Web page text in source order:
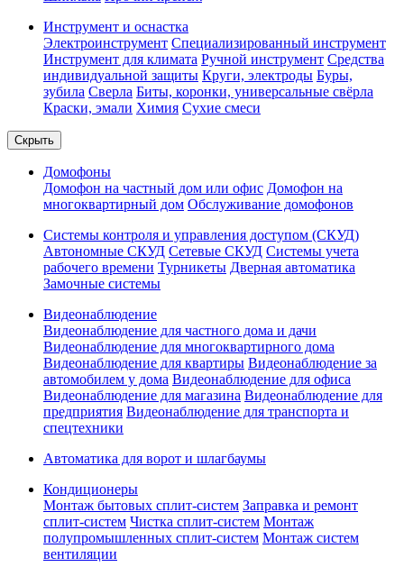
Инструмент и оснастка
Электроинструмент Специализированный инструмент
Инструмент для климата Ручной инструмент Средства
индивидуальной защиты Круги, электроды Буры,
зубила Сверла Биты, коронки, универсальные свёрла
Краски, эмали Химия Сухие смеси
Скрыть
Домофоны
Домофон на частный дом или офис Домофон на
многоквартирный дом Обслуживание домофонов
Системы контроля и управления доступом (СКУД)
Автономные СКУД Сетевые СКУД Системы учета
рабочего времени Турникеты Дверная автоматика
Замочные системы
Видеонаблюдение
Видеонаблюдение для частного дома и дачи
Видеонаблюдение для многоквартирного дома
Видеонаблюдение для квартиры Видеонаблюдение за
автомобилем у дома Видеонаблюдение для офиса
Видеонаблюдение для магазина Видеонаблюдение для
предприятия Видеонаблюдение для транспорта и
спецтехники
Автоматика для ворот и шлагбаумы
Кондиционеры
Монтаж бытовых сплит-систем Заправка и ремонт
сплит-систем Чистка сплит-систем Монтаж
полупромышленных сплит-систем Монтаж систем
вентиляции